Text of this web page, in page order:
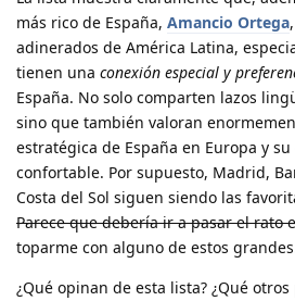
más rico de España, Amancio Ortega
adinerados de América Latina,
tienen una conexión especial y
España. No solo comparten lazos
sino que también valoran
estratégica de España en Europa y
confortable. Por supuesto, Madrid,
Costa del Sol siguen siendo las
Parece que debería ir a pasar el rato
toparme con alguno de estos
¿Qué opinan de esta lista? ¿Qué